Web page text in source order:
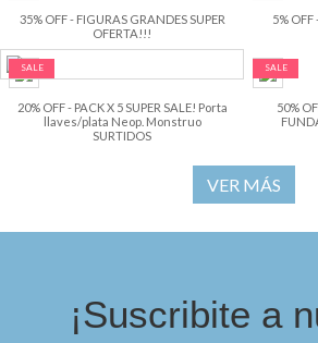
35% OFF - FIGURAS GRANDES SUPER
OFERTA!!!
5% OFF
SALE
20% OFF - PACK X 5 SUPER SALE! Porta
llaves/plata Neop. Monstruo
SURTIDOS
SALE
50%
VER MÁS
¡Suscribite a